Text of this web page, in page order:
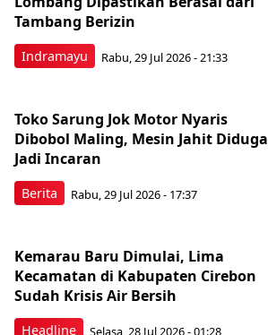
Indramayu
Tambang Berizin
Rabu, 29 Jul 2026 - 21:33
Berita
Toko Sarung Jok Motor Nyaris
Dibobol Maling, Mesin Jahit Diduga
Jadi Incaran
Rabu, 29 Jul 2026 - 17:37
Headline
Kemarau Baru Dimulai, Lima
Kecamatan di Kabupaten Cirebon
Sudah Krisis Air Bersih
Selasa, 28 Jul 2026 - 01:28